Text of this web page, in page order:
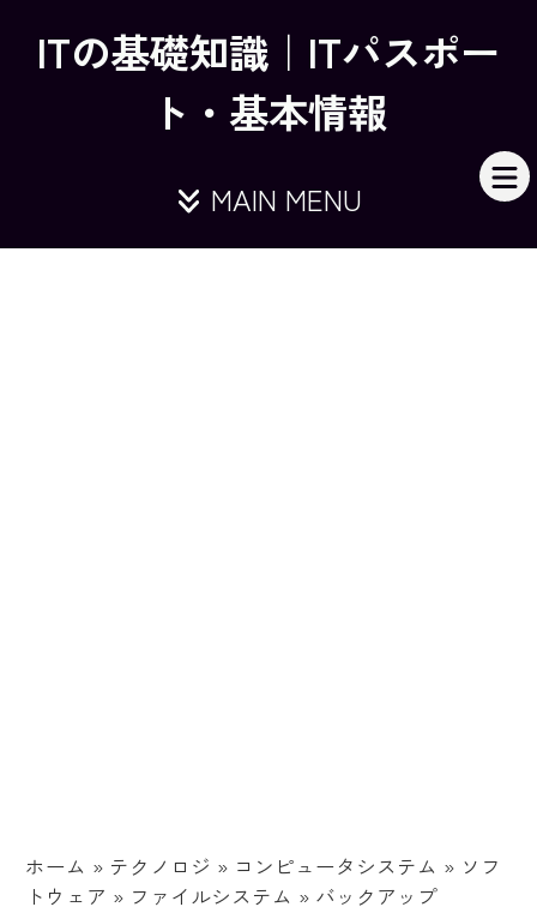
ITの基礎知識｜ITパスポー
ト・基本情報
MAIN MENU
ホーム » テクノロジ » コンピュータシステム » ソフ
トウェア » ファイルシステム »バックアップ